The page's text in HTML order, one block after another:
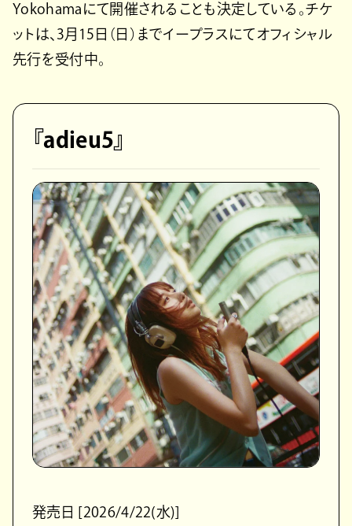
Yokohamaにて開催されることも決定している。チケ
ットは、3月15日（日）までイープラスにてオフィシャル
先行を受付中。
『adieu5』
発売日 [2026/4/22(水)]